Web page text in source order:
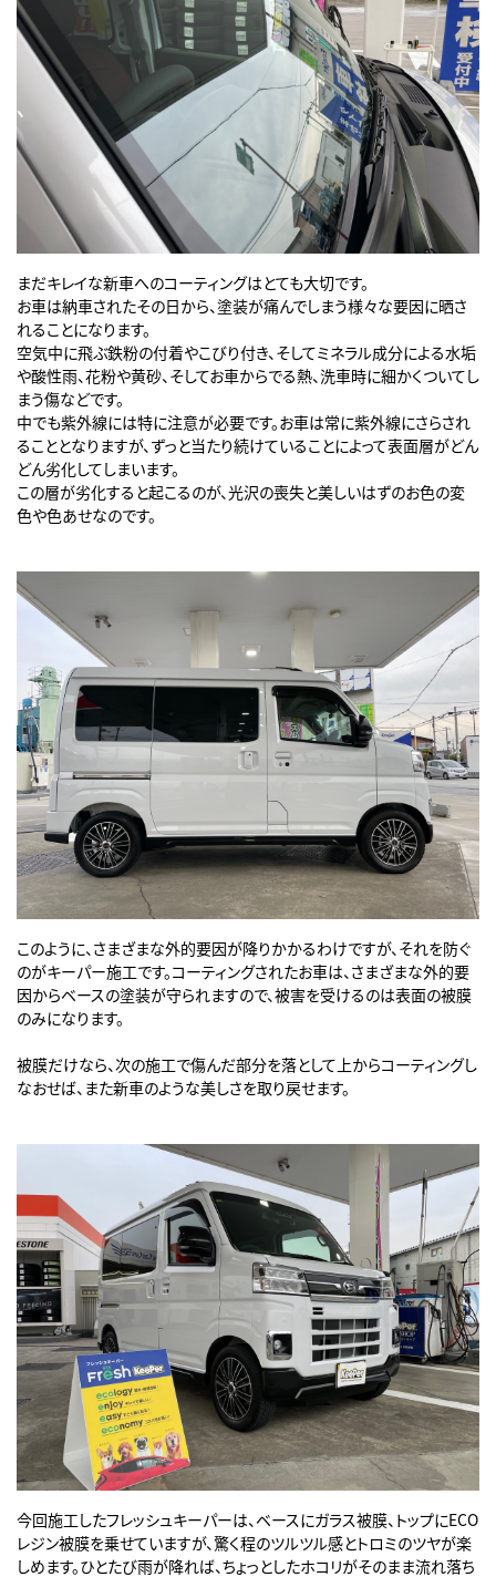
まだキレイな新車へのコーティングはとても大切です。
お車は納車されたその日から、塗装が痛んでしまう様々な要因に晒さ
れることになります。
空気中に飛ぶ鉄粉の付着やこびり付き、そしてミネラル成分による水垢
や酸性雨、花粉や黄砂、そしてお車からでる熱、洗車時に細かくついてし
まう傷などです。
中でも紫外線には特に注意が必要です。お車は常に紫外線にさらされ
ることとなりますが、ずっと当たり続けていることによって表面層がどん
どん劣化してしまいます。
この層が劣化すると起こるのが、光沢の喪失と美しいはずのお色の変
色や色あせなのです。
このように、さまざまな外的要因が降りかかるわけですが、それを防ぐ
のがキーパー施工です。コーティングされたお車は、さまざまな外的要
因からベースの塗装が守られますので、被害を受けるのは表面の被膜
のみになります。
被膜だけなら、次の施工で傷んだ部分を落として上からコーティングし
なおせば、また新車のような美しさを取り戻せます。
今回施工したフレッシュキーパーは、ベースにガラス被膜、トップにECO
レジン被膜を乗せていますが、驚く程のツルツル感とトロミのツヤが楽
しめます。ひとたび雨が降れば、ちょっとしたホコリがそのまま流れ落ち